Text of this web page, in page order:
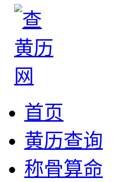
首页
黄历查询
称骨算命